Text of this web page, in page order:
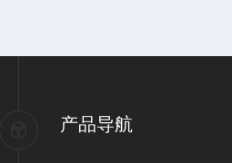
产品导航